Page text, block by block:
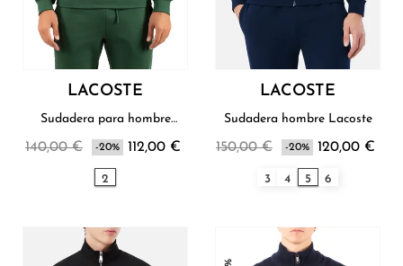
LACOSTE
Sudadera para hombre
140,00 € -20% 112,00 €
2
LACOSTE
Sudadera hombre Lacoste
150,00 € -20% 120,00 €
3 4 5 6